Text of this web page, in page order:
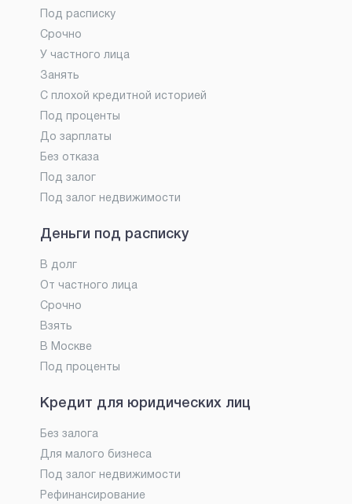
Под расписку
Срочно
У частного лица
Занять
С плохой кредитной историей
Под проценты
До зарплаты
Без отказа
Под залог
Под залог недвижимости
Деньги под расписку
В долг
От частного лица
Срочно
Взять
В Москве
Под проценты
Кредит для юридических лиц
Без залога
Для малого бизнеса
Под залог недвижимости
Рефинансирование